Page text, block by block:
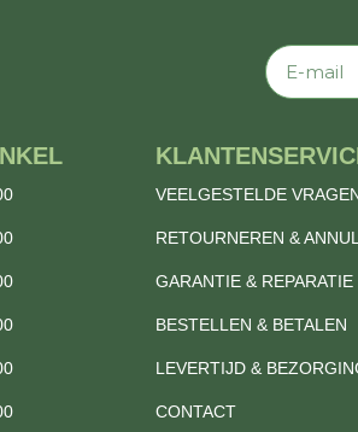
E-mail
VEELGESTELDE
RETOURNEREN &
GARANTIE & REPARATIE
BESTELLEN & BETALEN
LEVERTIJD &
CONTACT